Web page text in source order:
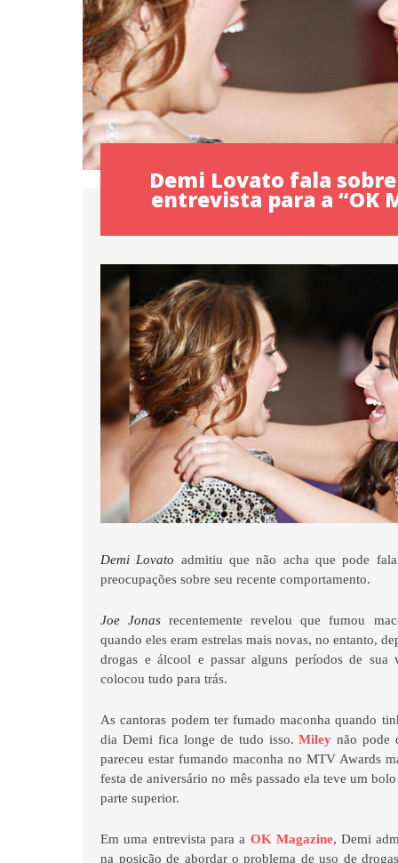
Demi Lovato fala
entrevista para a “OK
Demi Lovato admitiu que não acha que pode
preocupações sobre seu recente comportamento.
Joe Jonas recentemente revelou que fumou
quando eles eram estrelas mais novas, no entanto,
drogas e álcool e passar alguns períodos de sua
colocou tudo para trás.
As cantoras podem ter fumado maconha quando
dia Demi fica longe de tudo isso.Miley não pode
pareceu estar fumando maconha no MTV Awards
festa de aniversário no mês passado ela teve um
parte superior.
Em uma entrevista para a OK Magazine, Demi
na posição de abordar o problema de uso de